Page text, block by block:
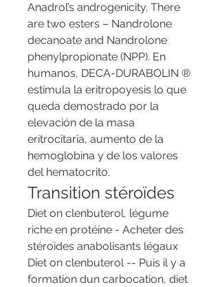
Anadrol’s androgenicity. There
are two esters – Nandrolone
decanoate and Nandrolone
phenylpropionate (NPP). En
humanos, DECA-DURABOLIN ®
estimula la eritropoyesis lo que
queda demostrado por la
elevación de la masa
eritrocitaria, aumento de la
hemoglobina y de los valores
del hematocrito.
Transition stéroïdes
Diet on clenbuterol, légume
riche en protéine - Acheter des
stéroïdes anabolisants légaux
Diet on clenbuterol -- Puis il y a
formation dun carbocation, diet